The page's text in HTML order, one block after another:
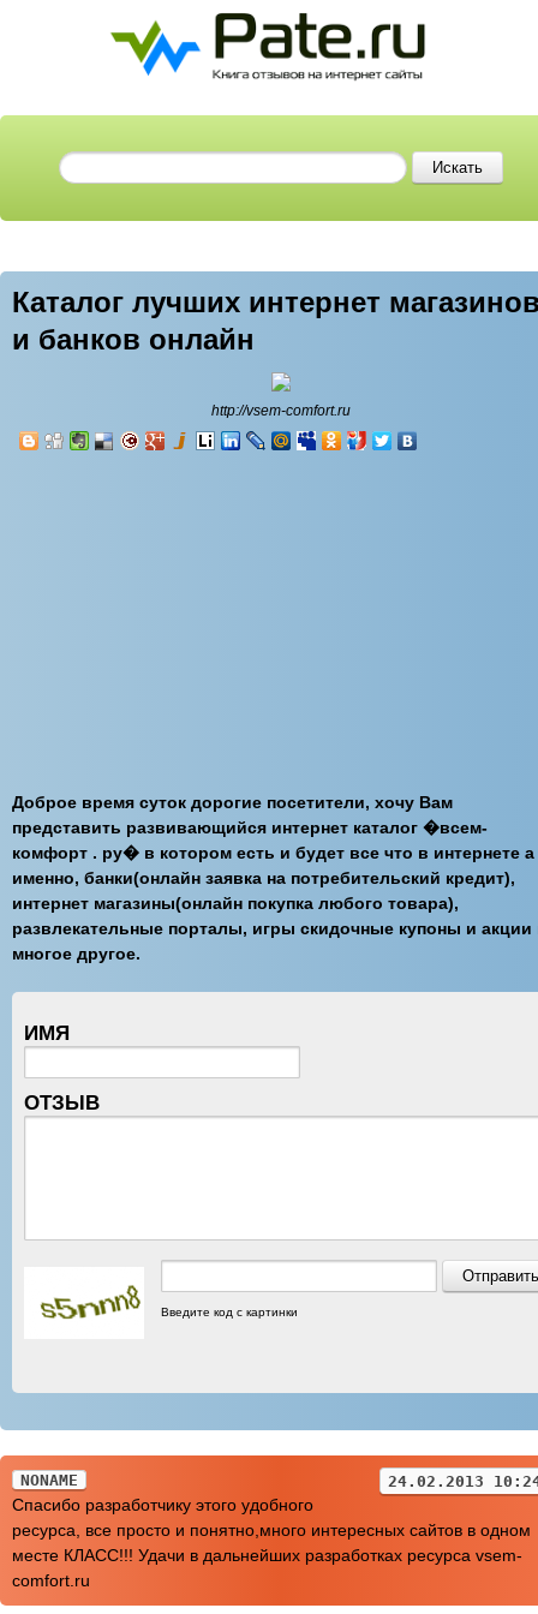
Каталог лучших интернет
и банков онлайн
http://vsem-comfort.ru
Доброе время суток дорогие посетители, хочу Вам
представить развивающийся интернет каталог �всем-
комфорт . ру� в котором есть и будет все что в интернете а
именно, банки(онлайн заявка на потребительский кредит),
интернет магазины(онлайн покупка любого товара),
развлекательные порталы, игры скидочные купоны и акции
многое другое.
ИМЯ
ОТЗЫВ
Введите код с картинки
NONAME 24.02.2013
Спасибо разработчику этого удобного
ресурса, все просто и понятно,много интересных сайтов в одном
месте КЛАСС!!! Удачи в дальнейших разработках ресурса vsem-
comfort.ru